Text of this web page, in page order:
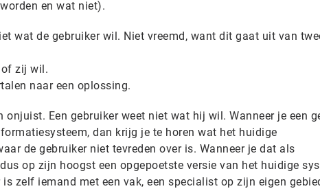
en wat niet).
wat de gebruiker wil. Niet vreemd, want dit gaat uit van
of zij wil.
naar een oplossing.
onjuist. Een gebruiker weet niet wat hij wil. Wanneer je een
dan krijg je te horen wat het huidige
de gebruiker niet tevreden over is. Wanneer je dat als
op zijn hoogst een opgepoetste versie van het huidige
zelf iemand met een vak, een specialist op zijn eigen